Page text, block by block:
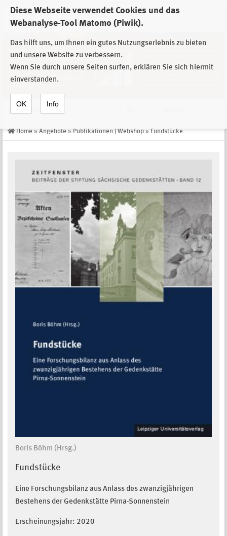
Diese Webseite verwendet Cookies und das
Webanalyse-Tool Matomo (Piwik).
Das hilft uns, um Ihnen ein gutes Nutzungserlebnis zu bieten
und unsere Website zu verbessern.
Wenn Sie durch unsere Seiten surfen, erklären Sie sich hiermit
einverstanden.
OK Info
Zur Auswahl der Einrichtungen der
Stiftung Sächsische Gedenkstätten
Home » Angebote » Publikationen | Webshop » Fundstücke
Boris Böhm (Hrsg.)
Fundstücke
Eine Forschungsbilanz aus Anlass des zwanzigjährigen
Bestehens der Gedenkstätte Pirna-Sonnenstein
Erscheinungsjahr: 2020